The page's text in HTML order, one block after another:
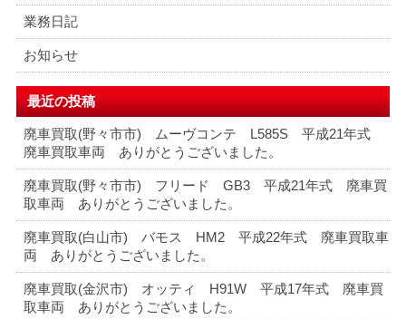
業務日記
お知らせ
最近の投稿
廃車買取(野々市市) ムーヴコンテ L585S 平成21年式
廃車買取車両 ありがとうございました。
廃車買取(野々市市) フリード GB3 平成21年式 廃車買
取車両 ありがとうございました。
廃車買取(白山市) バモス HM2 平成22年式 廃車買取車
両 ありがとうございました。
廃車買取(金沢市) オッティ H91W 平成17年式 廃車買
取車両 ありがとうございました。